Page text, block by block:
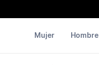
Mujer Hombre